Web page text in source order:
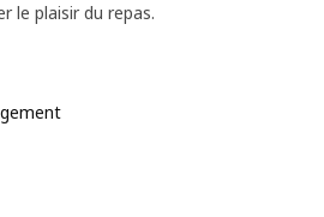
le plaisir du repas.